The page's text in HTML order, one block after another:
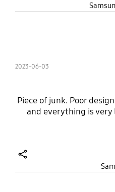
2023-06-03
Piece of junk. Poor
and everything is very